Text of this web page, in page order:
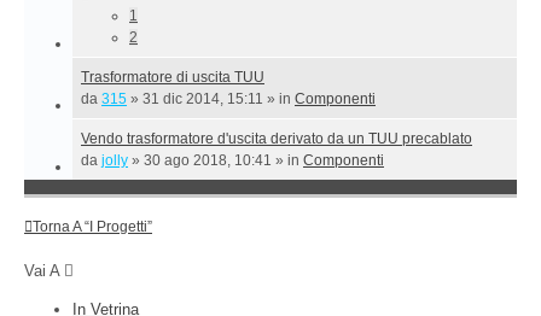
1
2
Trasformatore di uscita TUU
da 315 » 31 dic 2014, 15:11 » in Componenti
Vendo trasformatore d'uscita derivato da un TUU precablato
da jolly » 30 ago 2018, 10:41 » in Componenti
Torna A “I Progetti”
Vai A
In Vetrina